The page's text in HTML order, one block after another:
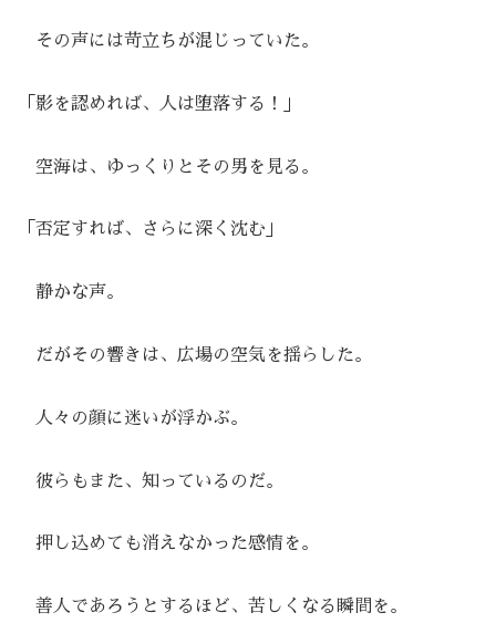
その声には苛立ちが混じっていた。
「影を認めれば、人は堕落する！」
空海は、ゆっくりとその男を見る。
「否定すれば、さらに深く沈む」
静かな声。
だがその響きは、広場の空気を揺らした。
人々の顔に迷いが浮かぶ。
彼らもまた、知っているのだ。
押し込めても消えなかった感情を。
善人であろうとするほど、苦しくなる瞬間を。